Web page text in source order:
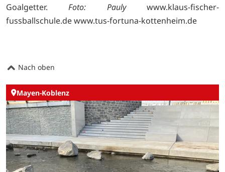
Goalgetter.Foto: Pauly
www.klaus-fischer-
fussballschule.dewww.tus-fortuna-kottenheim.de
Nach oben
Mayen-Koblenz